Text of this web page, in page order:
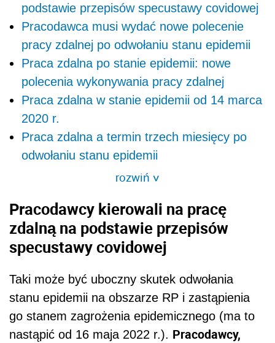
podstawie przepisów specustawy covidowej
Pracodawca musi wydać nowe polecenie
pracy zdalnej po odwołaniu stanu epidemii
Praca zdalna po stanie epidemii: nowe
polecenia wykonywania pracy zdalnej
Praca zdalna w stanie epidemii od 14 marca
2020 r.
Praca zdalna a termin trzech miesięcy po
odwołaniu stanu epidemii
rozwiń>
Pracodawcy kierowali na pracę
zdalną na podstawie przepisów
specustawy covidowej
Taki może być uboczny skutek odwołania
stanu epidemii na obszarze RP i zastąpienia
go stanem zagrożenia epidemicznego (ma to
nastąpić od 16 maja 2022 r.). Pracodawcy,